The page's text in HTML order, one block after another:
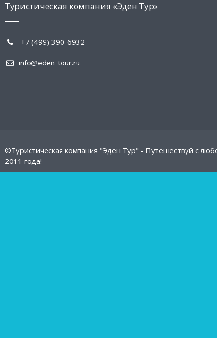
Туристическая компания «Эден Тур»
+7 (499) 390-6932
info@eden-tour.ru
©Туристическая компания "Эден Тур" - Путешествуй с
2011 года!